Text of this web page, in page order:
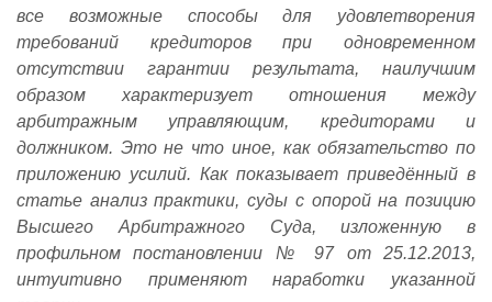
все возможные способы для удовлетворения
требований кредиторов при одновременном
отсутствии гарантии результата, наилучшим
образом характеризует отношения между
арбитражным управляющим, кредиторами и
должником. Это не что иное, как обязательство по
приложению усилий. Как показывает приведённый в
статье анализ практики, суды с опорой на позицию
Высшего Арбитражного Суда, изложенную в
профильном постановлении № 97 от 25.12.2013,
интуитивно применяют наработки указанной